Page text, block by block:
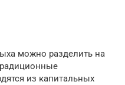
можно разделить на
из капитальных